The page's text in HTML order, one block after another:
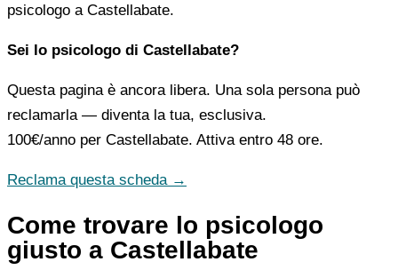
psicologo a Castellabate.
Sei lo psicologo di Castellabate?
Questa pagina è ancora libera. Una sola persona può
reclamarla — diventa la tua, esclusiva.
100€/anno per Castellabate. Attiva entro 48 ore.
Reclama questa scheda →
Come trovare lo psicologo
giusto a Castellabate